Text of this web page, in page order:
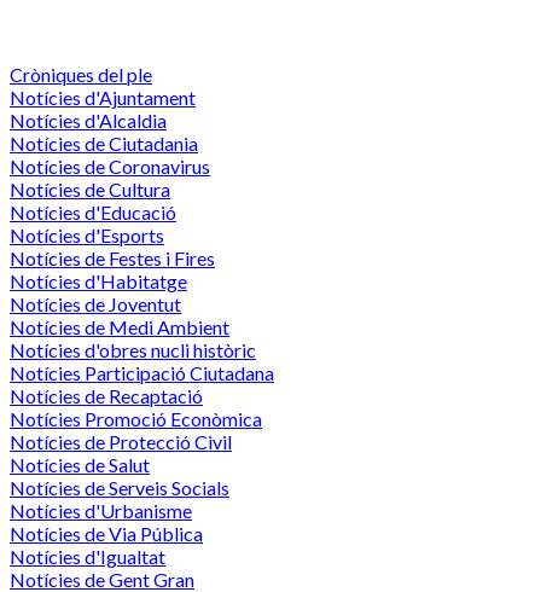
Cròniques del ple
Notícies d'Ajuntament
Notícies d'Alcaldia
Notícies de Ciutadania
Notícies de Coronavirus
Notícies de Cultura
Notícies d'Educació
Notícies d'Esports
Notícies de Festes i Fires
Notícies d'Habitatge
Notícies de Joventut
Notícies de Medi Ambient
Notícies d'obres nucli històric
Notícies Participació Ciutadana
Notícies de Recaptació
Notícies Promoció Econòmica
Notícies de Protecció Civil
Notícies de Salut
Notícies de Serveis Socials
Notícies d'Urbanisme
Notícies de Via Pública
Notícies d'Igualtat
Notícies de Gent Gran